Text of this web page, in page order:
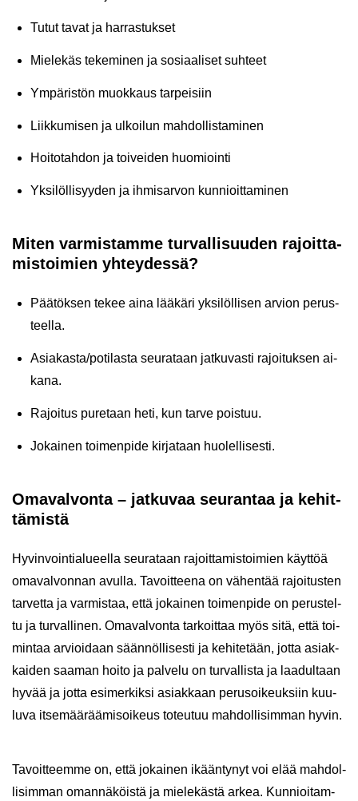
Tutut tavat ja har­ras­tuk­set
Mie­le­käs te­ke­mi­nen ja so­si­aa­li­set suh­teet
Ym­pä­ris­tön muok­kaus tar­pei­siin
Liik­ku­mi­sen ja ul­koi­lun mah­dol­lis­ta­mi­nen
Hoi­to­tah­don ja toi­vei­den huo­mioin­ti
Yk­si­löl­li­syy­den ja ih­mi­sar­von kun­nioit­ta­mi­nen
Miten var­mis­tam­me tur­val­li­suu­den ra­joit­ta­
mis­toi­mien yh­tey­des­sä?
Pää­tök­sen tekee aina lää­kä­ri yk­si­löl­li­sen ar­vion pe­rus­
teel­la.
Asia­kas­ta/po­ti­las­ta seu­ra­taan jat­ku­vas­ti ra­joi­tuk­sen ai­
ka­na.
Ra­joi­tus pu­re­taan heti, kun tarve pois­tuu.
Jo­kai­nen toi­men­pi­de kir­ja­taan huo­lel­li­ses­ti.
Oma­val­von­ta – jat­ku­vaa seu­ran­taa ja ke­hit­
tä­mis­tä
Hy­vin­voin­tia­lu­eel­la seu­ra­taan ra­joit­ta­mis­toi­mien käyt­töä
oma­val­von­nan avul­la. Ta­voit­tee­na on vä­hen­tää ra­joi­tus­ten
tar­vet­ta ja var­mis­taa, että jo­kai­nen toi­men­pi­de on pe­rus­tel­
tu ja tur­val­li­nen. Oma­val­von­ta tar­koit­taa myös sitä, että toi­
min­taa ar­vioi­daan sään­nöl­li­ses­ti ja ke­hi­te­tään, jotta asiak­
kai­den saa­man hoito ja pal­ve­lu on tur­val­lis­ta ja laa­dul­taan
hyvää ja jotta esi­mer­kik­si asiak­kaan pe­rus­oi­keuk­siin kuu­
lu­va it­se­mää­rää­mi­soi­keus to­teu­tuu mah­dol­li­sim­man hyvin.
Ta­voit­teem­me on, että jo­kai­nen ikään­ty­nyt voi elää mah­dol­
li­sim­man oman­nä­köis­tä ja mie­le­käs­tä arkea. Kun­nioi­tam­